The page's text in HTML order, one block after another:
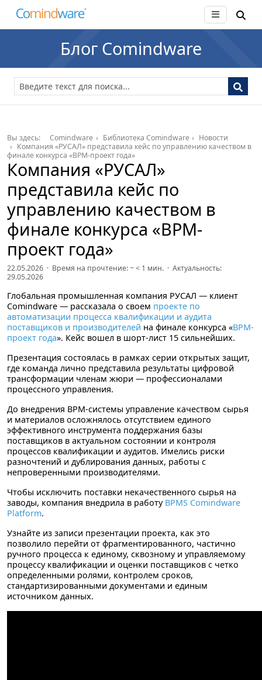
Блог Comindware
Вы здесь: Comindware Библиотека Comindware
Новости
Компания «РУСАЛ» представила кейс по управлению качеством в
финале конкурса «BPM-проект года»
Компания «РУСАЛ»
представила кейс по
управлению качеством в
финале конкурса «BPM-
проект года»
22.05.2026 · Время на прочтение: ~< 1 мин. · Актуальность:
29.05.2026
Глобальная промышленная компания РУСАЛ — клиент
Comindware — рассказала о своем проекте по
автоматизации процесса квалификации и аудита
поставщиков и производителей на финале конкурса «BPM-
проект года». Кейс вошел в шорт-лист 15 сильнейших.
Презентация состоялась в рамках серии открытых защит,
где команда лично представила результаты цифровой
трансформации членам жюри — профессионалами
процессного управления.
До внедрения BPM-системы управление качеством сырья
и материалов осложнялось отсутствием единого
эффективного инструмента поддержания базы
поставщиков в актуальном состоянии и контроля
процессов квалификации и аудитов. Имелись риски
разночтений и дублирования данных, работы с
непроверенными производителями.
Чтобы исключить поставки некачественного сырья на
заводы, компания внедрила в работу BPMS Comindware
Platform.
Узнайте из записи презентации проекта, как это
позволило перейти от фрагментированного, частично
ручного процесса к единому, сквозному и управляемому
процессу квалификации и оценки поставщиков с четко
определенными ролями, контролем сроков,
стандартизированными документами и единым
источником данных.